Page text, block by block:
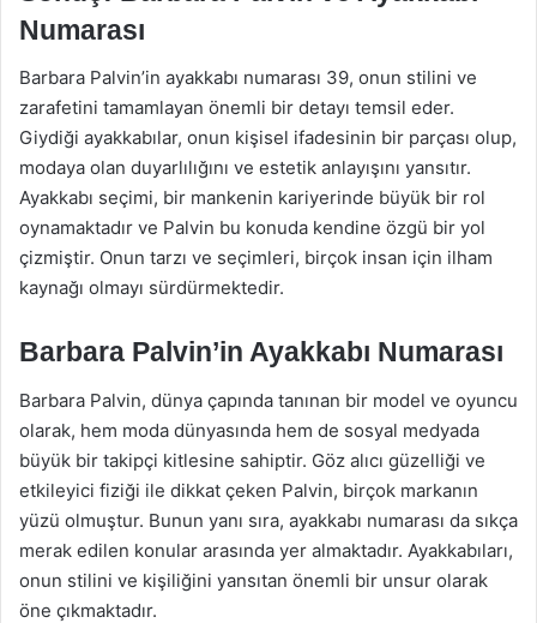
Numarası
Barbara Palvin’in ayakkabı numarası 39, onun stilini ve
zarafetini tamamlayan önemli bir detayı temsil eder.
Giydiği ayakkabılar, onun kişisel ifadesinin bir parçası olup,
modaya olan duyarlılığını ve estetik anlayışını yansıtır.
Ayakkabı seçimi, bir mankenin kariyerinde büyük bir rol
oynamaktadır ve Palvin bu konuda kendine özgü bir yol
çizmiştir. Onun tarzı ve seçimleri, birçok insan için ilham
kaynağı olmayı sürdürmektedir.
Barbara Palvin’in Ayakkabı Numarası
Barbara Palvin, dünya çapında tanınan bir model ve oyuncu
olarak, hem moda dünyasında hem de sosyal medyada
büyük bir takipçi kitlesine sahiptir. Göz alıcı güzelliği ve
etkileyici fiziği ile dikkat çeken Palvin, birçok markanın
yüzü olmuştur. Bunun yanı sıra, ayakkabı numarası da sıkça
merak edilen konular arasında yer almaktadır. Ayakkabıları,
onun stilini ve kişiliğini yansıtan önemli bir unsur olarak
öne çıkmaktadır.